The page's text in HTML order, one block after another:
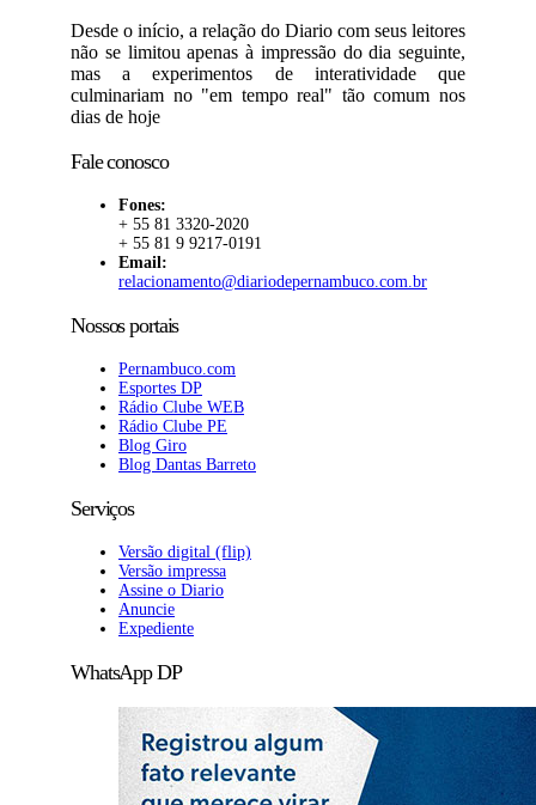
Desde o início, a relação do Diario com seus leitores
não se limitou apenas à impressão do dia seguinte,
mas a experimentos de interatividade que
culminariam no "em tempo real" tão comum nos
dias de hoje
Fale conosco
Fones:
+ 55 81 3320-2020
+ 55 81 9 9217-0191
Email:
relacionamento@diariodepernambuco.com.br
Nossos portais
Pernambuco.com
Esportes DP
Rádio Clube WEB
Rádio Clube PE
Blog Giro
Blog Dantas Barreto
Serviços
Versão digital (flip)
Versão impressa
Assine o Diario
Anuncie
Expediente
WhatsApp DP